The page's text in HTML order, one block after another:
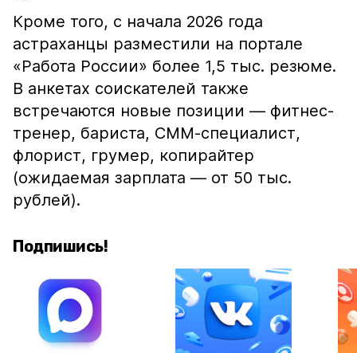
Кроме того, с начала 2026 года
астраханцы разместили на портале
«Работа России» более 1,5 тыс. резюме.
В анкетах соискателей также
встречаются новые позиции — фитнес-
тренер, бариста, СММ-специалист,
флорист, грумер, копирайтер
(ожидаемая зарплата — от 50 тыс.
рублей).
Подпишись!